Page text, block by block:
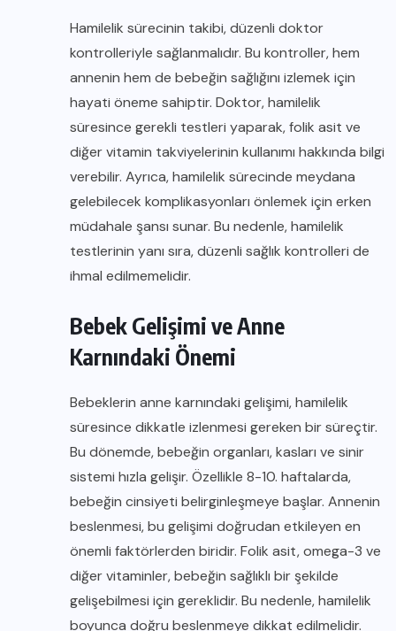
Hamilelik sürecinin takibi, düzenli doktor
kontrolleriyle sağlanmalıdır. Bu kontroller, hem
annenin hem de bebeğin sağlığını izlemek için
hayati öneme sahiptir. Doktor, hamilelik
süresince gerekli testleri yaparak, folik asit ve
diğer vitamin takviyelerinin kullanımı hakkında bilgi
verebilir. Ayrıca, hamilelik sürecinde meydana
gelebilecek komplikasyonları önlemek için erken
müdahale şansı sunar. Bu nedenle, hamilelik
testlerinin yanı sıra, düzenli sağlık kontrolleri de
ihmal edilmemelidir.
Bebek Gelişimi ve Anne
Karnındaki Önemi
Bebeklerin anne karnındaki gelişimi, hamilelik
süresince dikkatle izlenmesi gereken bir süreçtir.
Bu dönemde, bebeğin organları, kasları ve sinir
sistemi hızla gelişir. Özellikle 8-10. haftalarda,
bebeğin cinsiyeti belirginleşmeye başlar. Annenin
beslenmesi, bu gelişimi doğrudan etkileyen en
önemli faktörlerden biridir. Folik asit, omega-3 ve
diğer vitaminler, bebeğin sağlıklı bir şekilde
gelişebilmesi için gereklidir. Bu nedenle, hamilelik
boyunca doğru beslenmeye dikkat edilmelidir.